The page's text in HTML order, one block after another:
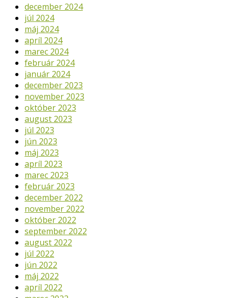
december 2024
júl 2024
máj 2024
apríl 2024
marec 2024
február 2024
január 2024
december 2023
november 2023
október 2023
august 2023
júl 2023
jún 2023
máj 2023
apríl 2023
marec 2023
február 2023
december 2022
november 2022
október 2022
september 2022
august 2022
júl 2022
jún 2022
máj 2022
apríl 2022